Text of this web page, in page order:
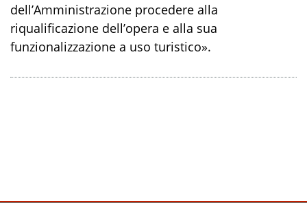
dell’Amministrazione procedere alla
riqualificazione dell’opera e alla sua
funzionalizzazione a uso turistico».